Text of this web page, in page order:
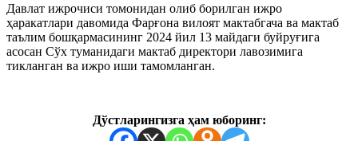
Давлат ижрочиси томонидан олиб борилган ижро
ҳаракатлари давомида Фарғона вилоят мактабгача ва мактаб
таълим бошқармасининг 2024 йил 13 майдаги буйруғига
асосан Сўх туманидаги мактаб директори лавозимига
тикланган ва ижро иши тамомланган.
Дўстларингизга ҳам юборинг: